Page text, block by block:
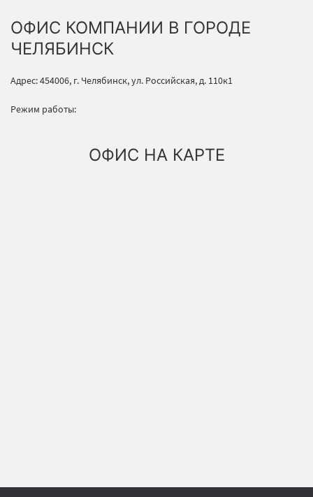
ОФИС КОМПАНИИ В ГОРОДЕ
ЧЕЛЯБИНСК
Адрес: 454006, г. Челябинск, ул. Российская, д. 110к1
Режим работы:
ОФИС НА КАРТЕ